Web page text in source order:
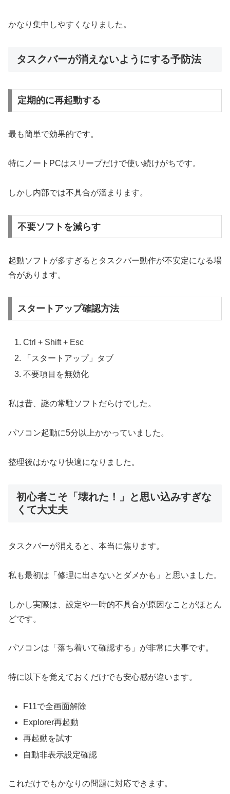
かなり集中しやすくなりました。
タスクバーが消えないようにする予防法
定期的に再起動する
最も簡単で効果的です。
特にノートPCはスリープだけで使い続けがちです。
しかし内部では不具合が溜まります。
不要ソフトを減らす
起動ソフトが多すぎるとタスクバー動作が不安定になる場
合があります。
スタートアップ確認方法
Ctrl + Shift + Esc
「スタートアップ」タブ
不要項目を無効化
私は昔、謎の常駐ソフトだらけでした。
パソコン起動に5分以上かかっていました。
整理後はかなり快適になりました。
初心者こそ「壊れた！」と思い込みすぎな
くて大丈夫
タスクバーが消えると、本当に焦ります。
私も最初は「修理に出さないとダメかも」と思いました。
しかし実際は、設定や一時的不具合が原因なことがほとん
どです。
パソコンは「落ち着いて確認する」が非常に大事です。
特に以下を覚えておくだけでも安心感が違います。
F11で全画面解除
Explorer再起動
再起動を試す
自動非表示設定確認
これだけでもかなりの問題に対応できます。